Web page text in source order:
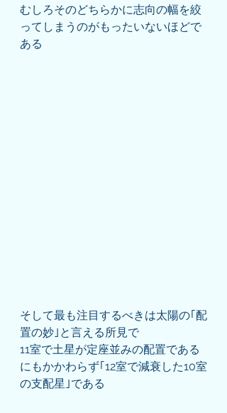
むしろそのどちらかに志向の幅を絞
ってしまうのがもったいないほどで
ある
そして最も注目するべきは太陽の｢配
置の妙｣と言える所見で
11室で土星が定座並みの配置である
にもかかわらず｢12室で減衰した10室
の支配星｣である